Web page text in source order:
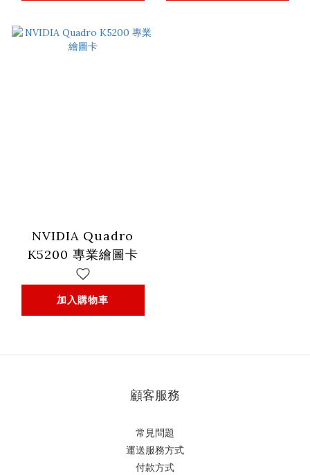
NVIDIA Quadro
K5200 專業繪圖卡
加入購物車
顧客服務
常見問題
運送服務方式
付款方式